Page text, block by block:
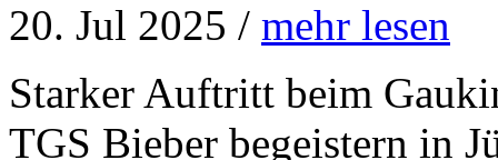
20. Jul 2025 / mehr lesen
Starker Auftritt beim
TGS Bieber begeistern in